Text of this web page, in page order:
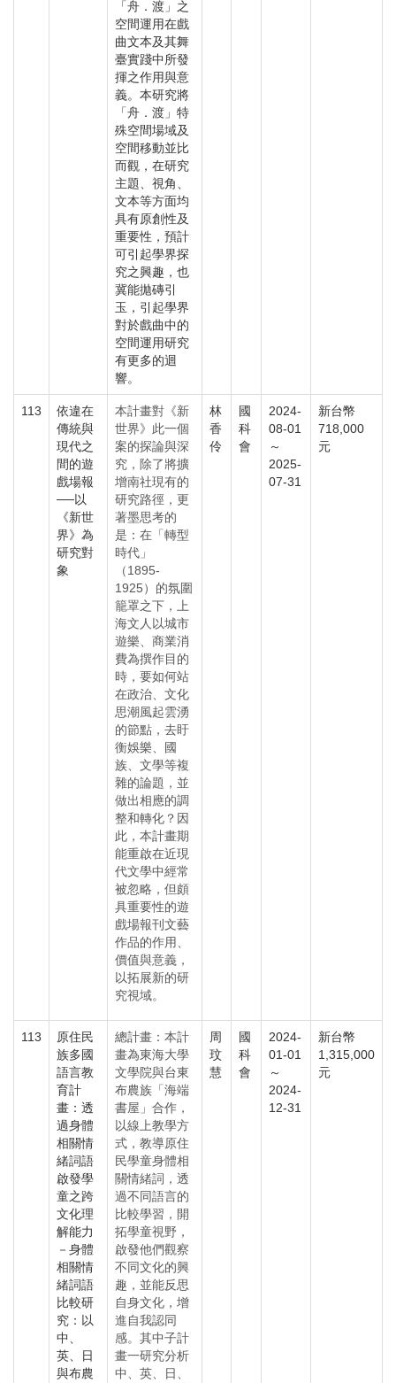
「舟．渡」之
空間運用在戲
曲文本及其舞
臺實踐中所發
揮之作用與意
義。本研究將
「舟．渡」特
殊空間場域及
空間移動並比
而觀，在研究
主題、視角、
文本等方面均
具有原創性及
重要性，預計
可引起學界探
究之興趣，也
冀能拋磚引
玉，引起學界
對於戲曲中的
空間運用研究
有更多的迴
響。
113
依違在
傳統與
現代之
間的遊
戲場報
──以
《新世
界》為
研究對
象
本計畫對《新
世界》此一個
案的探論與深
究，除了將擴
增南社現有的
研究路徑，更
著墨思考的
是：在「轉型
時代」
（1895-
1925）的氛圍
籠罩之下，上
海文人以城市
遊樂、商業消
費為撰作目的
時，要如何站
在政治、文化
思潮風起雲湧
的節點，去盱
衡娛樂、國
族、文學等複
雜的論題，並
做出相應的調
整和轉化？因
此，本計畫期
能重啟在近現
代文學中經常
被忽略，但頗
具重要性的遊
戲場報刊文藝
作品的作用、
價值與意義，
以拓展新的研
究視域。
林
香
伶
國
科
會
2024-
08-01
～
2025-
07-31
新台幣
718,000
元
113
原住民
族多國
語言教
育計
畫：透
過身體
相關情
緒詞語
啟發學
童之跨
文化理
解能力
－身體
相關情
緒詞語
比較研
究：以
中、
英、日
與布農
總計畫：本計
畫為東海大學
文學院與台東
布農族「海端
書屋」合作，
以線上教學方
式，教導原住
民學童身體相
關情緒詞，透
過不同語言的
比較學習，開
拓學童視野，
啟發他們觀察
不同文化的興
趣，並能反思
自身文化，增
進自我認同
感。其中子計
畫一研究分析
中、英、日、
周
玟
慧
國
科
會
2024-
01-01
～
2024-
12-31
新台幣
1,315,000
元